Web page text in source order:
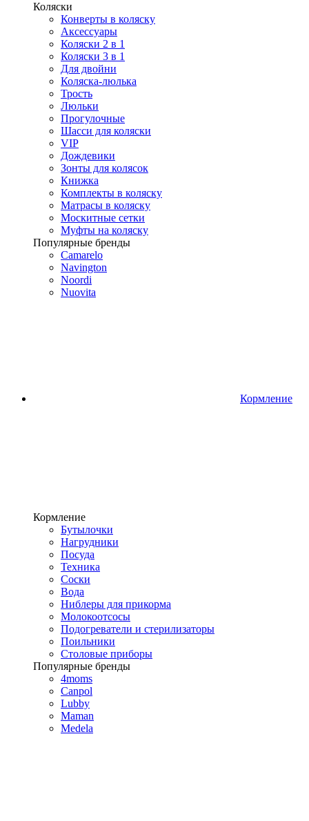
Коляски
Конверты в коляску
Аксессуары
Коляски 2 в 1
Коляски 3 в 1
Для двойни
Коляска-люлька
Трость
Люльки
Прогулочные
Шасси для коляски
VIP
Дождевики
Зонты для колясок
Книжка
Комплекты в коляску
Матрасы в коляску
Москитные сетки
Муфты на коляску
Популярные бренды
Camarelo
Navington
Noordi
Nuovita
Кормление
Кормление
Бутылочки
Нагрудники
Посуда
Техника
Соски
Вода
Ниблеры для прикорма
Молокоотсосы
Подогреватели и стерилизаторы
Поильники
Столовые приборы
Популярные бренды
4moms
Canpol
Lubby
Maman
Medela